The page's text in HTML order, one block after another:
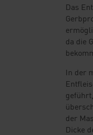
Das
da die
In der
der
Dicke